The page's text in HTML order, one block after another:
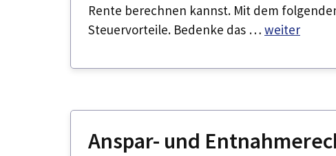
Rente berechnen kannst. Mit dem
Steuervorteile. Bedenke das … weiter
Anspar- und